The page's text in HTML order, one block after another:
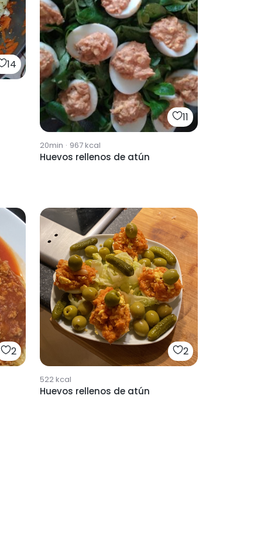
14
11
20min · 967kcal
Huevos rellenos de atún
2 2
522kcal
Huevos rellenos de atún